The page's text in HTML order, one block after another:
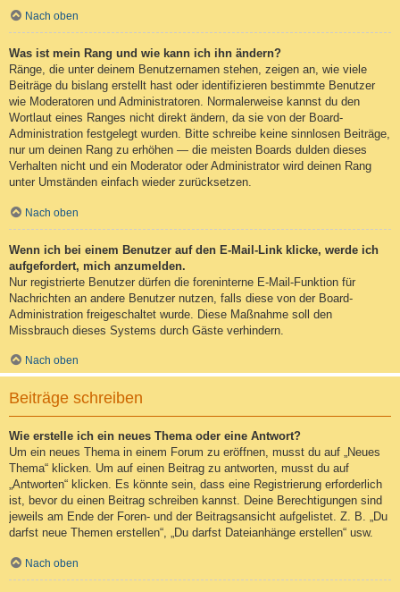
Nach oben
Was ist mein Rang und wie kann ich ihn ändern?
Ränge, die unter deinem Benutzernamen stehen, zeigen an, wie viele
Beiträge du bislang erstellt hast oder identifizieren bestimmte Benutzer
wie Moderatoren und Administratoren. Normalerweise kannst du den
Wortlaut eines Ranges nicht direkt ändern, da sie von der Board-
Administration festgelegt wurden. Bitte schreibe keine sinnlosen Beiträge,
nur um deinen Rang zu erhöhen — die meisten Boards dulden dieses
Verhalten nicht und ein Moderator oder Administrator wird deinen Rang
unter Umständen einfach wieder zurücksetzen.
Nach oben
Wenn ich bei einem Benutzer auf den E-Mail-Link klicke, werde ich
aufgefordert, mich anzumelden.
Nur registrierte Benutzer dürfen die foreninterne E-Mail-Funktion für
Nachrichten an andere Benutzer nutzen, falls diese von der Board-
Administration freigeschaltet wurde. Diese Maßnahme soll den
Missbrauch dieses Systems durch Gäste verhindern.
Nach oben
Beiträge schreiben
Wie erstelle ich ein neues Thema oder eine Antwort?
Um ein neues Thema in einem Forum zu eröffnen, musst du auf „Neues
Thema“ klicken. Um auf einen Beitrag zu antworten, musst du auf
„Antworten“ klicken. Es könnte sein, dass eine Registrierung erforderlich
ist, bevor du einen Beitrag schreiben kannst. Deine Berechtigungen sind
jeweils am Ende der Foren- und der Beitragsansicht aufgelistet. Z. B. „Du
darfst neue Themen erstellen“, „Du darfst Dateianhänge erstellen“ usw.
Nach oben